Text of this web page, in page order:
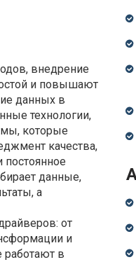
, внедрение
и повышают
данных в
технологии,
которые
качества,
постоянное
данные,
а
от
и
работают в